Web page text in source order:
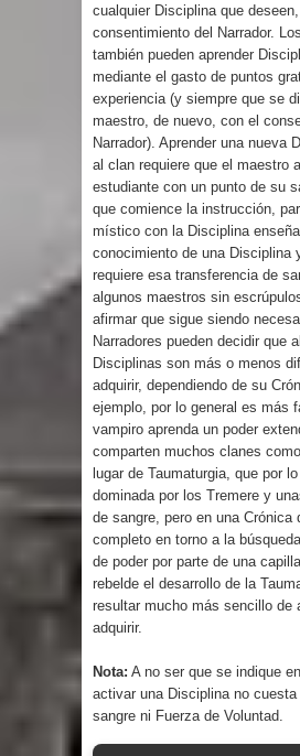
cualquier Disciplina que
consentimiento del Narrador.
también pueden aprender
mediante el gasto de puntos
experiencia (y siempre que se
maestro, de nuevo, con el
Narrador). Aprender una nueva
al clan requiere que el maestro
estudiante con un punto de su
que comience la instrucción,
místico con la Disciplina
conocimiento de una Disciplina
requiere esa transferencia de
algunos maestros sin
afirmar que sigue siendo
Narradores pueden decidir que
Disciplinas son más o menos
adquirir, dependiendo de su
ejemplo, por lo general es más
vampiro aprenda un poder
comparten muchos clanes
lugar de Taumaturgia, que por
dominada por los Tremere y
de sangre, pero en una Crónica
completo en torno a la
de poder por parte de una
rebelde el desarrollo de la
resultar mucho más sencillo de
adquirir.
Nota: A no ser que se indique
activar una Disciplina no
sangre ni Fuerza de Voluntad.